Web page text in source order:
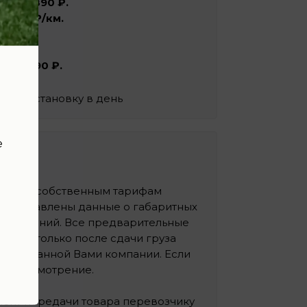
+ 50 ₽/км.
1990 ₽.
нас установку в день
по собственным тарифам
данные о габаритных
компаний. Все предварительные
только после сдачи груза
выбранной Вами компании. Если
усмотрение.
передачи товара перевозчику